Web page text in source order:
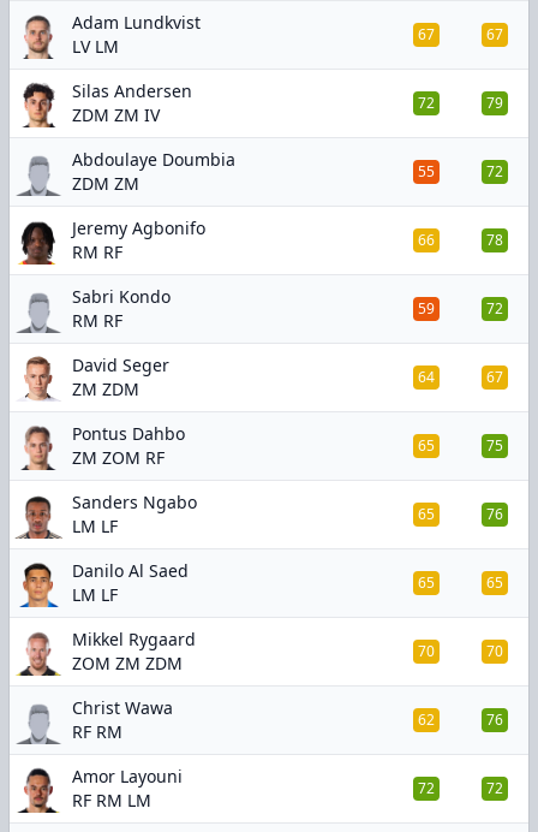
Adam Lundkvist
LV LM
67 67
Silas Andersen
ZDM ZM IV
72 79
Abdoulaye Doumbia
ZDM ZM
55 72
Jeremy Agbonifo
RM RF
66 78
Sabri Kondo
RM RF
59 72
David Seger
ZM ZDM
64 67
Pontus Dahbo
ZM ZOM RF
65 75
Sanders Ngabo
LM LF
65 76
Danilo Al Saed
LM LF
65 65
Mikkel Rygaard
ZOM ZM ZDM
70 70
Christ Wawa
RF RM
62 76
Amor Layouni
RF RM LM
72 72